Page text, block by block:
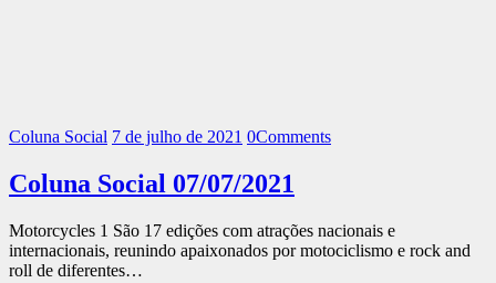
Coluna Social 7 de julho de 2021 0Comments
Coluna Social 07/07/2021
Motorcycles 1 São 17 edições com atrações nacionais e
internacionais, reunindo apaixonados por motociclismo e rock and
roll de diferentes…